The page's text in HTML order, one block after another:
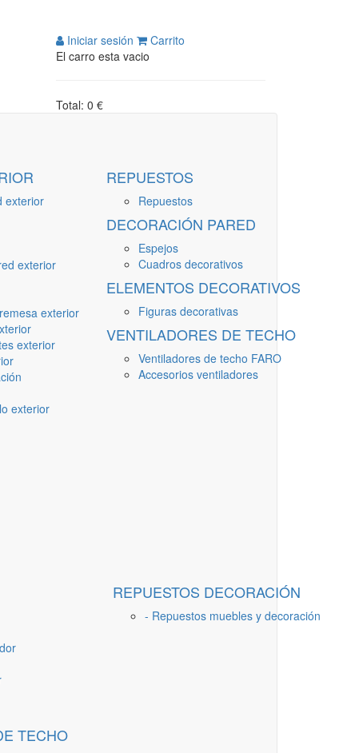
Iniciar sesión
Carrito
El carro esta vacio
Total: 0 €
exterior
exterior
exterior
exterior
exterior
REPUESTOS
Repuestos
DECORACIÓN PARED
Espejos
Cuadros decorativos
ELEMENTOS DECORATIVOS
Figuras decorativas
VENTILADORES DE TECHO
Ventiladores de techo FARO
Accesorios ventiladores
REPUESTOS DECORACIÓN
- Repuestos muebles y decoración
TECHO